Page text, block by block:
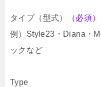
タイプ（型式）
（必須）
例）Style23・Diana・
ックなど
Type